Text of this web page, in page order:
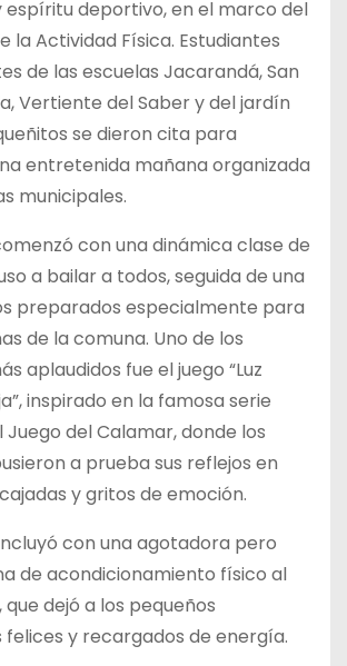
espíritu deportivo, en el marco del
la Actividad Física. Estudiantes
de las escuelas Jacarandá, San
Vertiente del Saber y del jardín
se dieron cita para
entretenida mañana organizada
municipales.
con una dinámica clase de
a bailar a todos, seguida de una
preparados especialmente para
de la comuna. Uno de los
aplaudidos fue el juego “Luz
inspirado en la famosa serie
Juego del Calamar, donde los
a prueba sus reflejos en
y gritos de emoción.
con una agotadora pero
de acondicionamiento físico al
dejó a los pequeños
y recargados de energía.